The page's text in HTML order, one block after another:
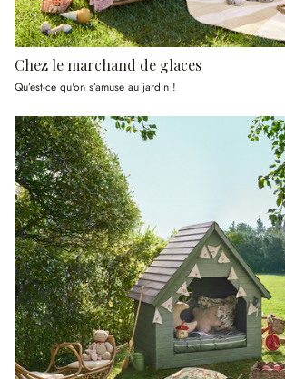
Chez le marchand de glaces
Qu’est-ce qu'on s’amuse au jardin !